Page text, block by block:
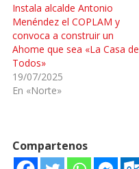
Instala alcalde Antonio
Menéndez el COPLAM y
convoca a construir un
Ahome que sea «La Casa de
Todos»
19/07/2025
En «Norte»
Compartenos